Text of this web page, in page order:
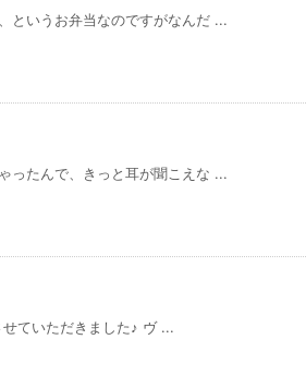
というお弁当なのですがなんだ ...
ったんで、きっと耳が聞こえな ...
ていただきました♪ ヴ ...